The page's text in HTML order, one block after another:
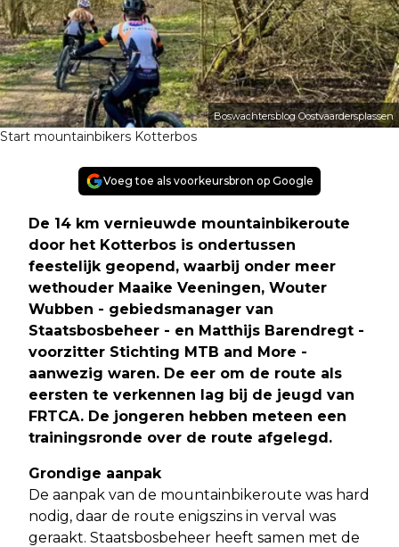
Boswachtersblog Oostvaardersplassen
Start mountainbikers Kotterbos
Voeg toe als voorkeursbron op Google
De 14 km vernieuwde mountainbikeroute
door het Kotterbos is ondertussen
feestelijk geopend, waarbij onder meer
wethouder Maaike Veeningen, Wouter
Wubben - gebiedsmanager van
Staatsbosbeheer - en Matthijs Barendregt -
voorzitter Stichting MTB and More -
aanwezig waren. De eer om de route als
eersten te verkennen lag bij de jeugd van
FRTCA. De jongeren hebben meteen een
trainingsronde over de route afgelegd.
Grondige aanpak
De aanpak van de mountainbikeroute was hard
nodig, daar de route enigszins in verval was
geraakt. Staatsbosbeheer heeft samen met de